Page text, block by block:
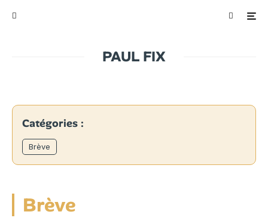
PAUL FIX
Catégories :
Brève
Brève